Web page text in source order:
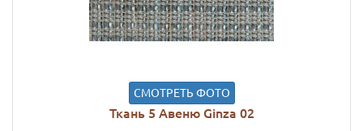
СМОТРЕТЬ ФОТО
Ткань 5 Авеню Ginza 02